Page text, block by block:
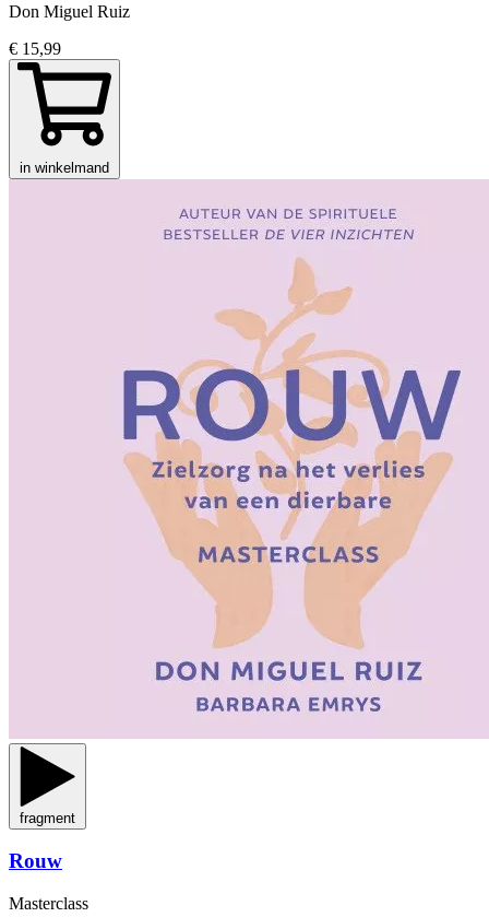
Don Miguel Ruiz
€ 15,99
in winkelmand
fragment
Rouw
Masterclass